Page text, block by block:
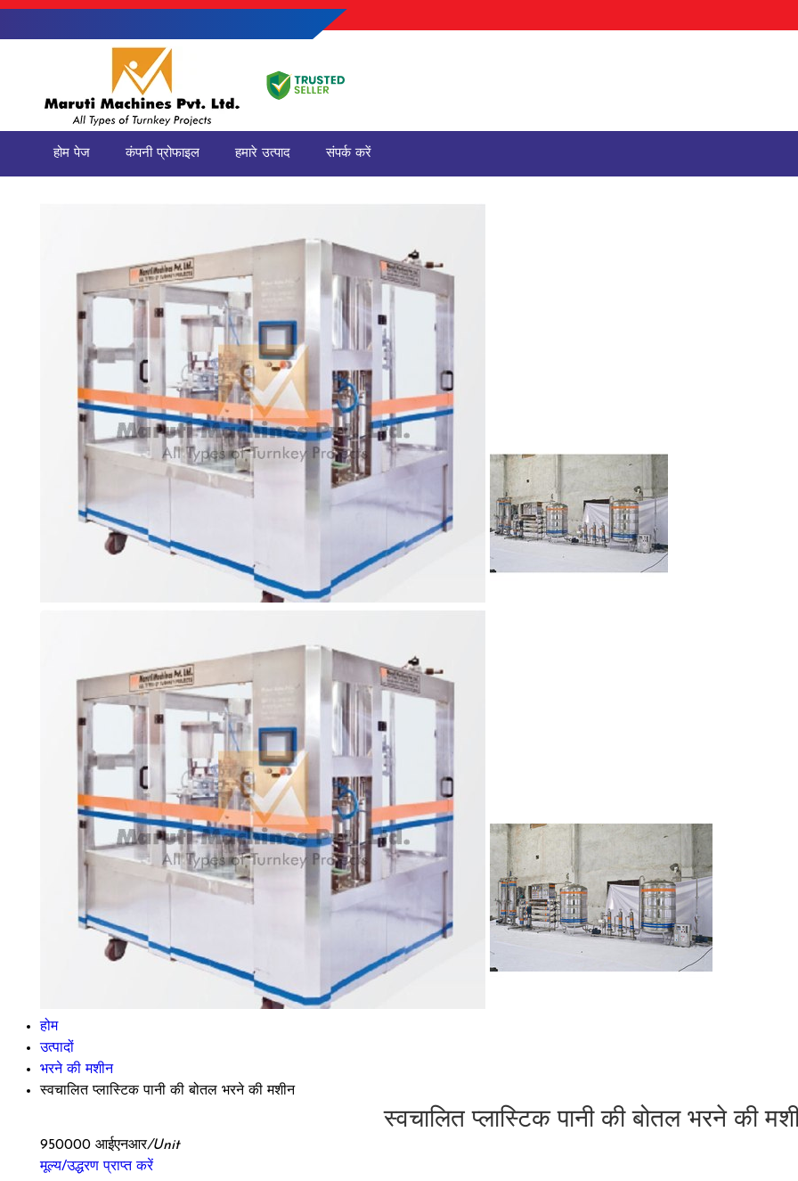
होम पेज कंपनी प्रोफाइल हमारे उत्पाद संपर्क करें
होम
उत्पादों
भरने की मशीन
स्वचालित प्लास्टिक पानी की बोतल भरने की मशीन
स्वचालित प्लास्टिक पानी की बोतल भरने की
950000 आईएनआर/Unit
मूल्य/उद्धरण प्राप्त करें